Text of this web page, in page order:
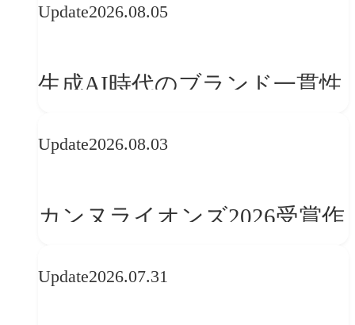
Update2026.08.05
生成AI時代のブランド一貫性
学ぶ「動的ブランディング」
Update2026.08.03
カンヌライオンズ2026受賞作
──「優れたブランド体験」
Update2026.07.31